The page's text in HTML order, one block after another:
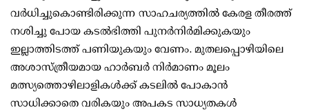
വര്‍ധിച്ചുകൊണ്ടിരിക്കുന്ന സാഹചര്യത്തില്‍ കേരള തീരത്ത്
നശിച്ചു പോയ കടല്‍ഭിത്തി പുനര്‍നിര്‍മിക്കുകയും
ഇല്ലാത്തിടത്ത് പണിയുകയും വേണം. മുതലപ്പൊഴിയിലെ
അശാസ്ത്രീയമായ ഹാര്‍ബര്‍ നിര്‍മാണം മൂലം
മത്സ്യത്തൊഴിലാളികള്‍ക്ക് കടലില്‍ പോകാന്‍
സാധിക്കാതെ വരികയും അപകട സാധ്യതകള്‍